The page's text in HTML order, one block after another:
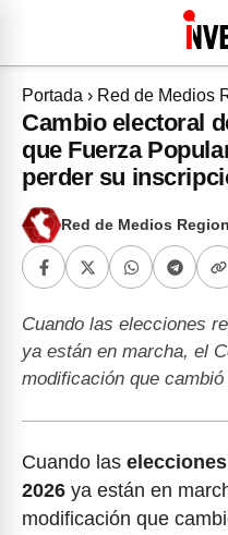
Portada › Red de Medios
Cambio electoral
que Fuerza
perder su
Red de Medios
Cuando las elecciones
ya están en marcha, el
modificación que
Cuando las
2026 ya están en
modificación que